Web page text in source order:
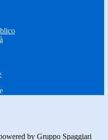
by Gruppo Spaggiari